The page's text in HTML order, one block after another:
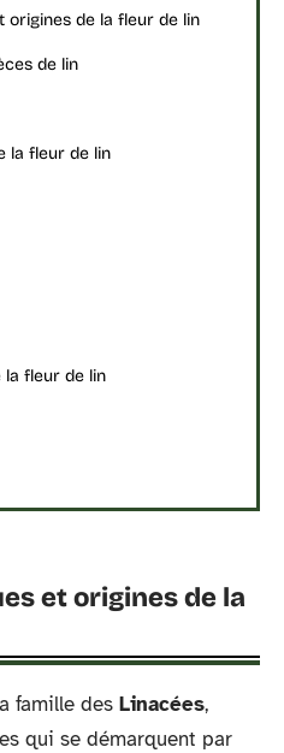
origines de la fleur de lin
de lin
la fleur de lin
fleur de lin
et origines de la
famille des Linacées,
qui se démarquent par